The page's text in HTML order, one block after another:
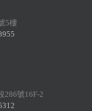
5樓
286號16F-2